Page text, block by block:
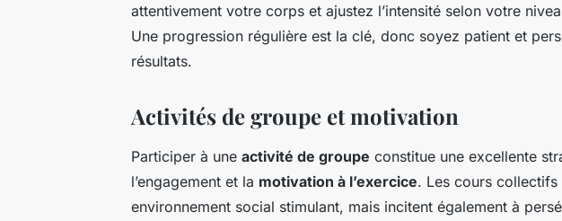
attentivement votre corps et ajustez l’intensité selon votre
Une progression régulière est la clé, donc soyez patient et
résultats.
Activités de groupe et motivation
Participer à une activité de groupe constitue une excellente
l’engagement et la motivation à l’exercice. Les cours
environnement social stimulant, mais incitent également à